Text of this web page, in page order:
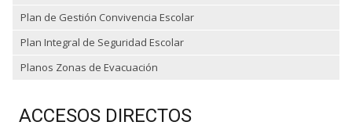
Plan de Gestión Convivencia Escolar
Plan Integral de Seguridad Escolar
Planos Zonas de Evacuación
ACCESOS DIRECTOS